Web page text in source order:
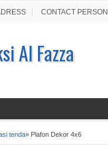
CONTACT PERSON
Al Fazza
tenda» Plafon Dekor 4x6